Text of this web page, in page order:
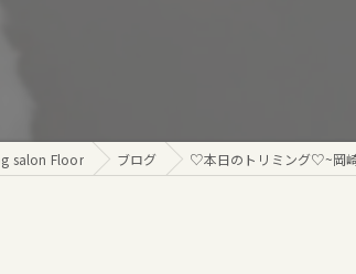
salon Floor ブログ ♡本日のトリミング♡⁠~岡